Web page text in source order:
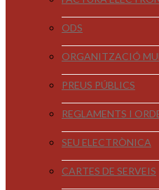
ODS
ORGANITZACIÓ
PREUS PÚBLICS
REGLAMENTS I
SEU ELECTRÒNICA
CARTES DE SERVEIS